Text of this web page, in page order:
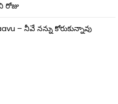
రోజు
– నీవే నన్ను కోరుకున్నావు